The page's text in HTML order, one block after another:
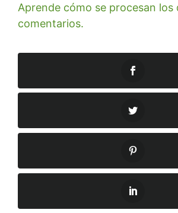
Aprende cómo se procesan los
comentarios.